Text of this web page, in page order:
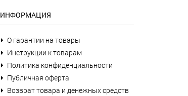
ИНФОРМАЦИЯ
О гарантии на товары
Инструкции к товарам
Политика конфиденциальности
Публичная оферта
Возврат товара и денежных средств